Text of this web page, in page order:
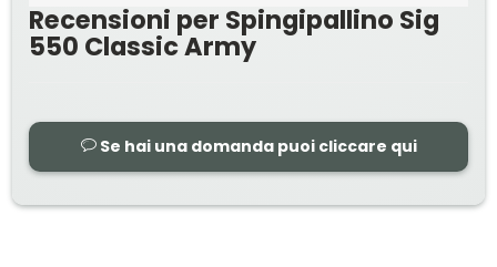
Recensioni per Spingipallino Sig
550 Classic Army
Se hai una domanda puoi cliccare qui